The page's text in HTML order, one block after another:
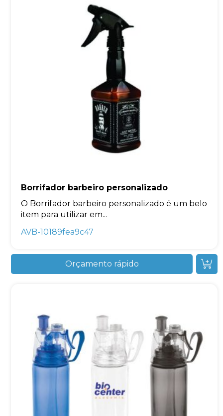
Borrifador barbeiro personalizado
O Borrifador barbeiro personalizado é um belo
item para utilizar em...
AVB-10189fea9c47
Orçamento rápido